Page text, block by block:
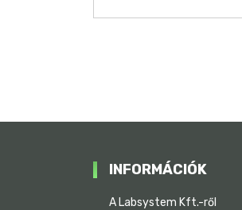
INFORMÁCIÓK
A Labsystem Kft.-ről